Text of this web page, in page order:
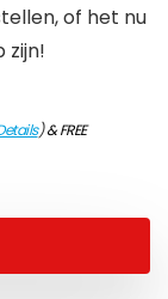
of het nu
zijn!
)&FREE